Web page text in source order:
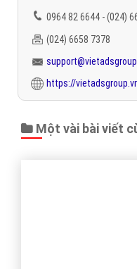
0964 82 6644 - (024)
(024) 6658 7378
https://
Một vài bài viết